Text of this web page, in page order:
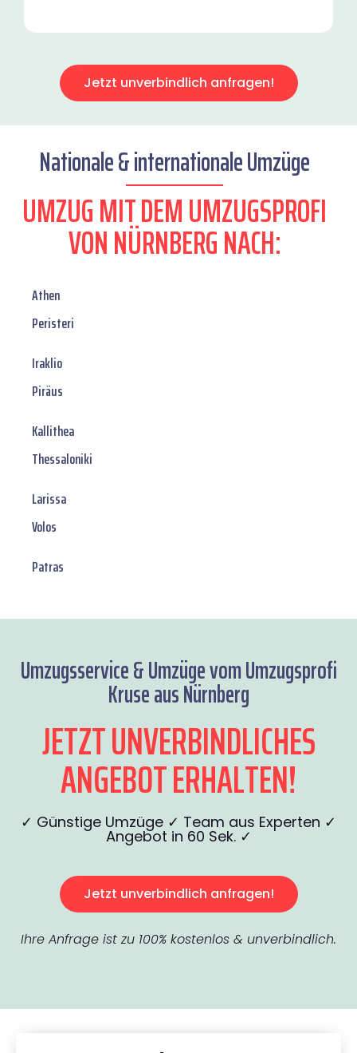
Jetzt unverbindlich anfragen!
Nationale & internationale Umzüge
UMZUG MIT DEM UMZUGSPROFI
VON NÜRNBERG NACH:
Athen
Peristeri
Iraklio
Piräus
Kallithea
Thessaloniki
Larissa
Volos
Patras
Umzugsservice & Umzüge vom Umzugsprofi
Kruse aus Nürnberg
JETZT UNVERBINDLICHES
ANGEBOT ERHALTEN!
✓ Günstige Umzüge ✓ Team aus Experten ✓
Angebot in 60 Sek. ✓
Jetzt unverbindlich anfragen!
Ihre Anfrage ist zu 100% kostenlos & unverbindlich.